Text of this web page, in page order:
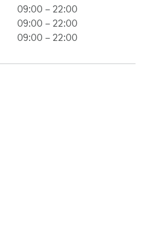
09:00 – 22:00
09:00 – 22:00
09:00 – 22:00